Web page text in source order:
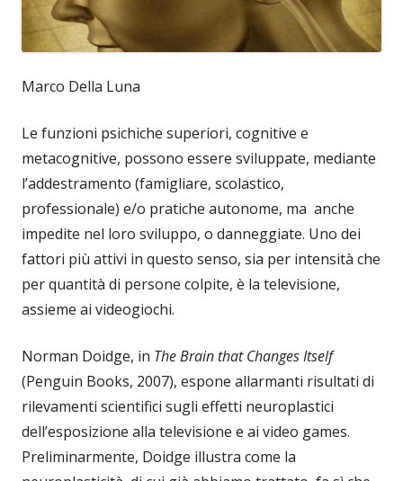
Marco Della Luna
Le funzioni psichiche superiori, cognitive e
metacognitive, possono essere sviluppate, mediante
l’addestramento (famigliare, scolastico,
professionale) e/o pratiche autonome, ma anche
impedite nel loro sviluppo, o danneggiate. Uno dei
fattori più attivi in questo senso, sia per intensità che
per quantità di persone colpite, è la televisione,
assieme ai videogiochi.
Norman Doidge, in The Brain that Changes Itself
(Penguin Books, 2007), espone allarmanti risultati di
rilevamenti scientifici sugli effetti neuroplastici
dell’esposizione alla televisione e ai video games.
Preliminarmente, Doidge illustra come la